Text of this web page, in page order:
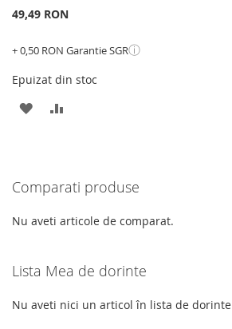
49,49 RON
+ 0,50 RON Garantie SGRⓘ
Epuizat din stoc
ADAUGATI
DE
DORINTE
Comparati produse
Nu aveti articole de comparat.
Lista Mea de dorinte
Nu aveti nici un articol în lista de dorinte